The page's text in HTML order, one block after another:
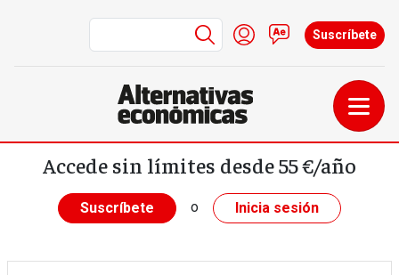
Pasar al contenido principal
Menú de cuenta de
Iniciar sesión
Contacto
Suscríbete
Accede sin límites desde 55 €/año
Suscríbete o Inicia sesión